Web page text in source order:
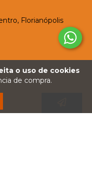
o uso de cookies
de compra.
Florianópolis